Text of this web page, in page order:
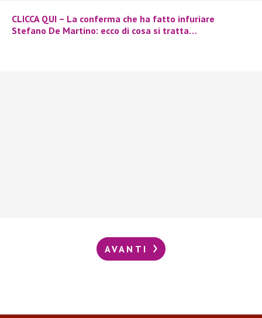
CLICCA QUI – La conferma che ha fatto infuriare
Stefano De Martino: ecco di cosa si tratta…
AVANTI